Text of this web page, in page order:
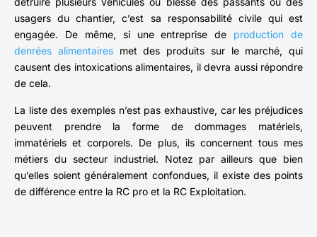
usagers du chantier, c’est sa responsabilité civile qui est
engagée. De même, si une entreprise de production de
denrées alimentairesmet des produits sur le marché, qui
causent des intoxications alimentaires, il devra aussi répondre
de cela.
La liste des exemples n’est pas exhaustive, car les préjudices
peuvent prendre la forme de dommages matériels,
immatériels et corporels. De plus, ils concernent tous mes
métiers du secteur industriel. Notez par ailleurs que bien
qu’elles soient généralement confondues, il existe des points
de différence entre la RC pro et la RC Exploitation.